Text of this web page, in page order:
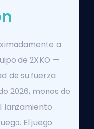
a
de 2XKO —
de su fuerza
2026, menos de
lanzamiento
El juego